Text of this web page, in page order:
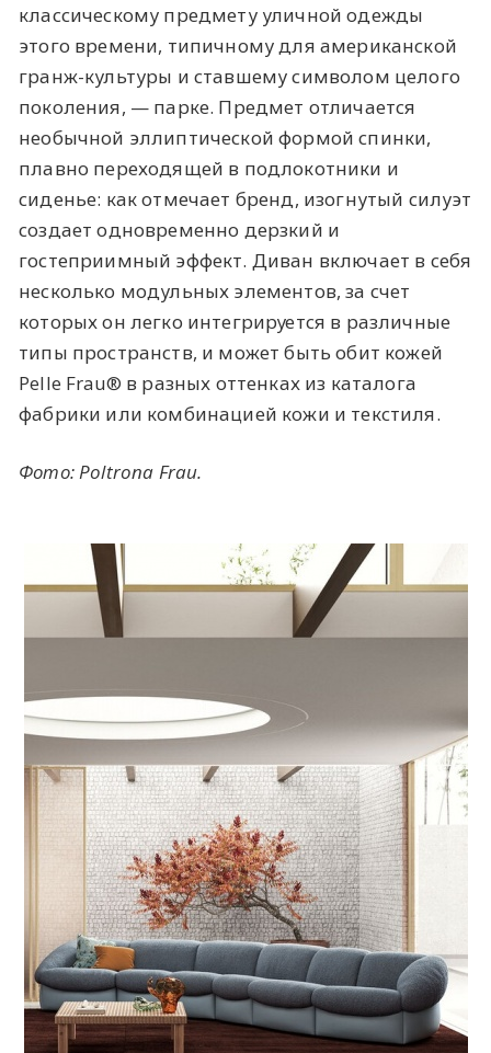
классическому предмету уличной одежды
этого времени, типичному для американской
гранж-культуры и ставшему символом целого
поколения, — парке. Предмет отличается
необычной эллиптической формой спинки,
плавно переходящей в подлокотники и
сиденье: как отмечает бренд, изогнутый силуэт
создает одновременно дерзкий и
гостеприимный эффект. Диван включает в себя
несколько модульных элементов, за счет
которых он легко интегрируется в различные
типы пространств, и может быть обит кожей
Pelle Frau® в разных оттенках из каталога
фабрики или комбинацией кожи и текстиля.
Фото: Poltrona Frau.